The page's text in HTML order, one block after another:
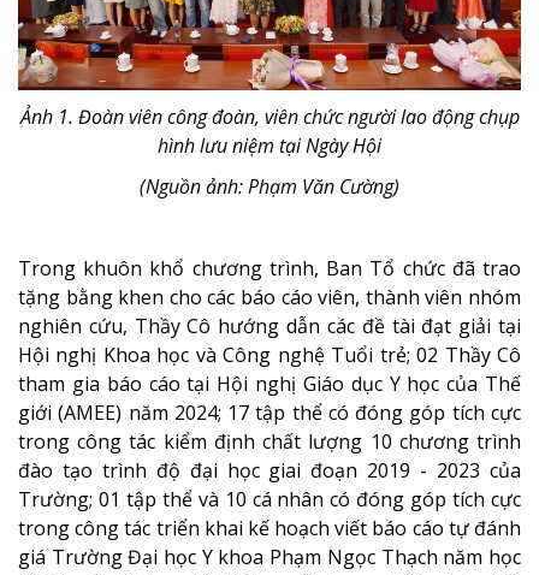
Ảnh 1. Đoàn viên công đoàn, viên chức người lao động chụp
hình lưu niệm tại Ngày Hội
(Nguồn ảnh: Phạm Văn Cường)
Trong khuôn khổ chương trình, Ban Tổ chức đã trao
tặng bằng khen cho các báo cáo viên, thành viên nhóm
nghiên cứu, Thầy Cô hướng dẫn các đề tài đạt giải tại
Hội nghị Khoa học và Công nghệ Tuổi trẻ; 02 Thầy Cô
tham gia báo cáo tại Hội nghị Giáo dục Y học của Thế
giới (AMEE) năm 2024; 17 tập thể có đóng góp tích cực
trong công tác kiểm định chất lượng 10 chương trình
đào tạo trình độ đại học giai đoạn 2019 - 2023 của
Trường; 01 tập thể và 10 cá nhân có đóng góp tích cực
trong công tác triển khai kế hoạch viết báo cáo tự đánh
giá Trường Đại học Y khoa Phạm Ngọc Thạch năm học